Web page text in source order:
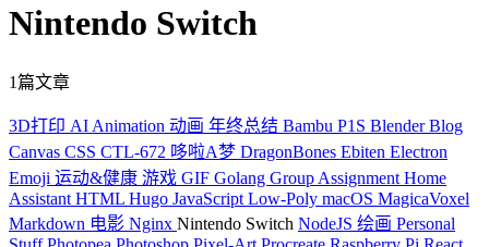
Nintendo Switch
1篇文章
3D打印 AI Animation 动画 年终总结 Bambu P1S BlenderBlog
Canvas CSS CTL-672 哆啦A梦 DragonBones Ebiten Electron
Emoji 运动&健康 游戏 GIF Golang Group Assignment Home
Assistant HTML Hugo JavaScript Low-Poly macOS MagicaVoxel
Markdown 电影 Nginx Nintendo Switch NodeJS 绘画 Personal